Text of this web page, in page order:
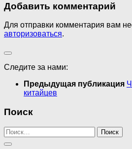
Добавить комментарий
Для отправки комментария вам
авторизоваться.
Следите за нами:
Предыдущая публикация
китайцев
Поиск
Найти: